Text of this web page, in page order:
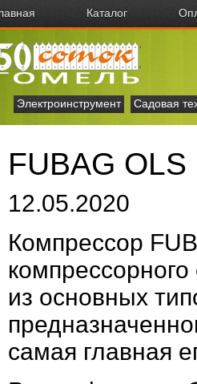
Каталог
Электроинструмент Садовая
FUBAG
12.05.2020
Компрессор
из основных
самая главная